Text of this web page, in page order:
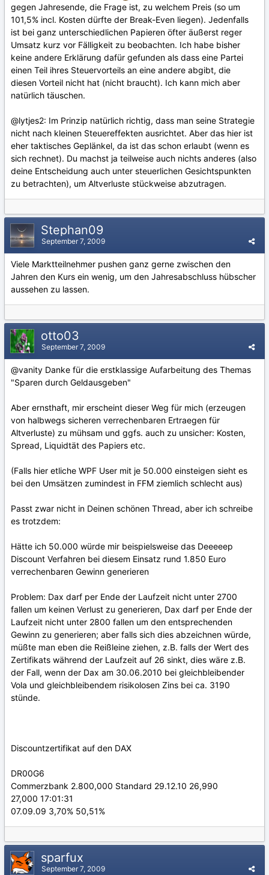
gegen Jahresende, die Frage ist, zu welchem Preis (so um
101,5% incl. Kosten dürfte der Break-Even liegen). Jedenfalls
ist bei ganz unterschiedlichen Papieren öfter äußerst reger
Umsatz kurz vor Fälligkeit zu beobachten. Ich habe bisher
keine andere Erklärung dafür gefunden als dass eine Partei
einen Teil ihres Steuervorteils an eine andere abgibt, die
diesen Vorteil nicht hat (nicht braucht). Ich kann mich aber
natürlich täuschen.
@lytjes2: Im Prinzip natürlich richtig, dass man seine Strategie
nicht nach kleinen Steuereffekten ausrichtet. Aber das hier ist
eher taktisches Geplänkel, da ist das schon erlaubt (wenn es
sich rechnet). Du machst ja teilweise auch nichts anderes (also
deine Entscheidung auch unter steuerlichen Gesichtspunkten
zu betrachten), um Altverluste stückweise abzutragen.
Stephan09
September 7, 2009
Viele Marktteilnehmer pushen ganz gerne zwischen den
Jahren den Kurs ein wenig, um den Jahresabschluss hübscher
aussehen zu lassen.
otto03
September 7, 2009
@vanity Danke für die erstklassige Aufarbeitung des Themas
"Sparen durch Geldausgeben"
Aber ernsthaft, mir erscheint dieser Weg für mich (erzeugen
von halbwegs sicheren verrechenbaren Ertraegen für
Altverluste) zu mühsam und ggfs. auch zu unsicher: Kosten,
Spread, Liquidtät des Papiers etc.
(Falls hier etliche WPF User mit je 50.000 einsteigen sieht es
bei den Umsätzen zumindest in FFM ziemlich schlecht aus)
Passt zwar nicht in Deinen schönen Thread, aber ich schreibe
es trotzdem:
Hätte ich 50.000 würde mir beispielsweise das Deeeeep
Discount Verfahren bei diesem Einsatz rund 1.850 Euro
verrechenbaren Gewinn generieren
Problem: Dax darf per Ende der Laufzeit nicht unter 2700
fallen um keinen Verlust zu generieren, Dax darf per Ende der
Laufzeit nicht unter 2800 fallen um den entsprechenden
Gewinn zu generieren; aber falls sich dies abzeichnen würde,
müßte man eben die Reißleine ziehen, z.B. falls der Wert des
Zertifikats während der Laufzeit auf 26 sinkt, dies wäre z.B.
der Fall, wenn der Dax am 30.06.2010 bei gleichbleibender
Vola und gleichbleibendem risikolosen Zins bei ca. 3190
stünde.
Discountzertifikat auf den DAX
DR00G6
Commerzbank 2.800,000 Standard 29.12.10 26,990
27,000 17:01:31
07.09.09 3,70% 50,51%
sparfux
September 7, 2009